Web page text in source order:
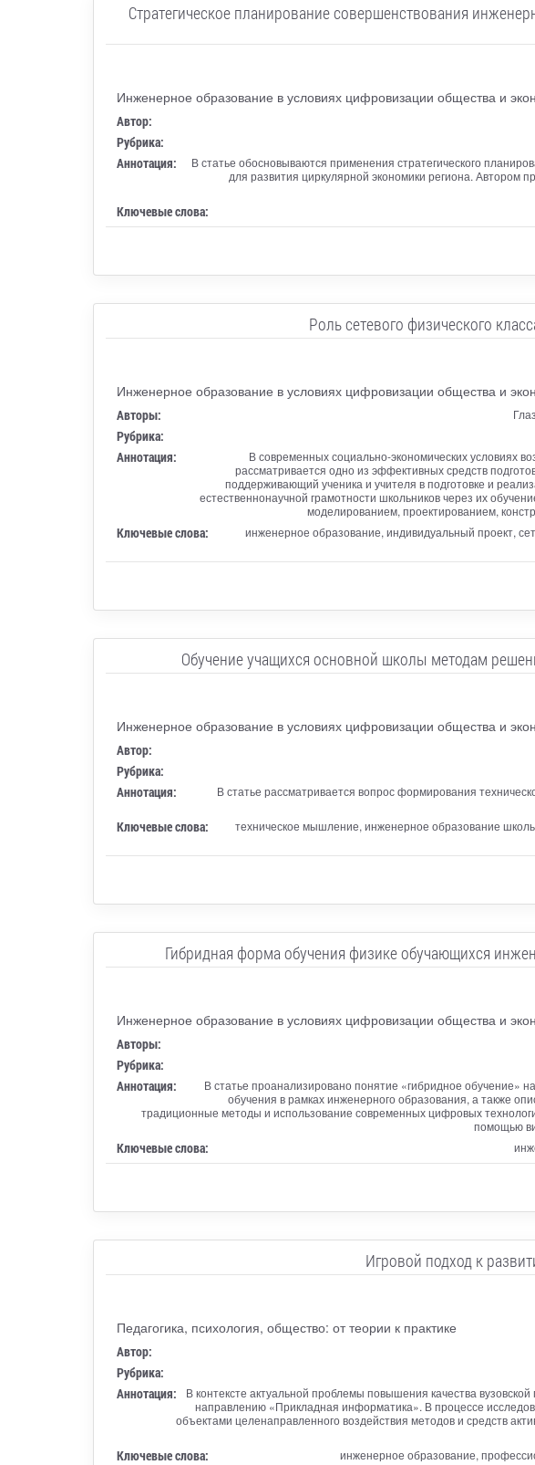
Стратегическое планирование совершенствования
Инженерное образование в условиях цифровизации общества и
Автор:
Рубрика:
Аннотация:
В статье обосновываются применения стратегического
для развития циркулярной экономики региона. Автором
Ключевые слова:
Роль сетевого физического
Инженерное образование в условиях цифровизации общества и
Авторы:
Рубрика:
Аннотация:
В современных социально-экономических условиях
рассматривается одно из эффективных средств
поддерживающий ученика и учителя в подготовке и
естественнонаучной грамотности школьников через их
моделированием, проектированием,
Ключевые слова:
инженерное образование, индивидуальный проект,
Обучение учащихся основной школы методам
Инженерное образование в условиях цифровизации общества и
Автор:
Рубрика:
Аннотация:
В статье рассматривается вопрос формирования
Ключевые слова:
техническое мышление, инженерное образование
Гибридная форма обучения физике обучающихся
Инженерное образование в условиях цифровизации общества и
Авторы:
Рубрика:
Аннотация:
В статье проанализировано понятие «гибридное обучение»
обучения в рамках инженерного образования, а также
традиционные методы и использование современных цифровых
помощью
Ключевые слова:
Игровой подход к
Педагогика, психология, общество: от теории к практике
Автор:
Рубрика:
Аннотация:
В контексте актуальной проблемы повышения качества
направлению «Прикладная информатика». В процессе
объектами целенаправленного воздействия методов и средств
Ключевые слова: инженерное образование,